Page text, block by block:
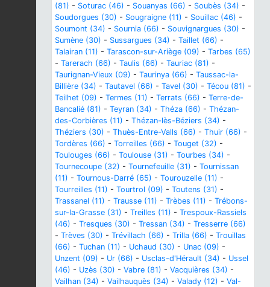
(81) - Soturac (46) - Souanyas (66) - Soubès (34) -
Soudorgues (30) - Sougraigne (11) - Souillac (46) -
Soumont (34) - Sournia (66) - Souvignargues (30) -
Sumène (30) - Sussargues (34) - Taillet (66) -
Talairan (11) - Tarascon-sur-Ariège (09) - Tarbes (65)
- Tarerach (66) - Taulis (66) - Tauriac (81) -
Taurignan-Vieux (09) - Taurinya (66) - Taussac-la-
Billière (34) - Tautavel (66) - Tavel (30) - Técou (81) -
Teilhet (09) - Termes (11) - Terrats (66) - Terre-de-
Bancalié (81) - Teyran (34) - Théza (66) - Thézan-
des-Corbières (11) - Thézan-lès-Béziers (34) -
Théziers (30) - Thuès-Entre-Valls (66) - Thuir (66) -
Tordères (66) - Torreilles (66) - Touget (32) -
Toulouges (66) - Toulouse (31) - Tourbes (34) -
Tournecoupe (32) - Tournefeuille (31) - Tournissan
(11) - Tournous-Darré (65) - Tourouzelle (11) -
Tourreilles (11) - Tourtrol (09) - Toutens (31) -
Trassanel (11) - Trausse (11) - Trèbes (11) - Trébons-
sur-la-Grasse (31) - Treilles (11) - Trespoux-Rassiels
(46) - Tresques (30) - Tressan (34) - Tresserre (66)
- Trèves (30) - Trévillach (66) - Trilla (66) - Trouillas
(66) - Tuchan (11) - Uchaud (30) - Unac (09) -
Unzent (09) - Ur (66) - Usclas-d'Hérault (34) - Ussel
(46) - Uzès (30) - Vabre (81) - Vacquières (34) -
Vailhan (34) - Vailhauquès (34) - Valady (12) - Val-